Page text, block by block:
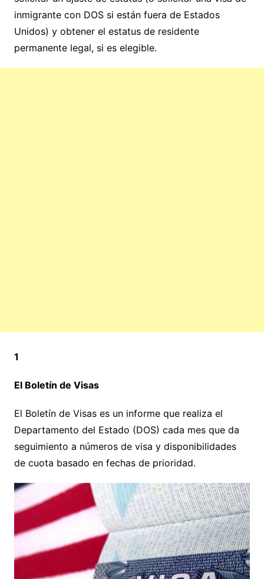
inmigrante con DOS si están fuera de Estados
Unidos) y obtener el estatus de residente
permanente legal, si es elegible.
1
El Boletín de Visas
El Boletín de Visas es un informe que realiza el
Departamento del Estado (DOS) cada mes que da
seguimiento a números de visa y disponibilidades
de cuota basado en fechas de prioridad.